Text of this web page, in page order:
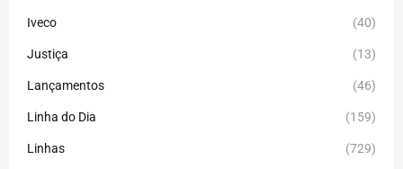
Iveco (40)
Justiça (13)
Lançamentos (46)
Linha do Dia (159)
Linhas (729)